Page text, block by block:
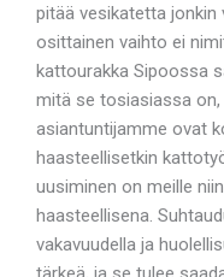
pitää vesikatetta jonkin
osittainen vaihto ei
kattourakka Sipoossa
mitä se tosiasiassa
asiantuntijamme ovat
haasteellisetkin
uusiminen on meille
haasteellisena.
vakavuudella ja